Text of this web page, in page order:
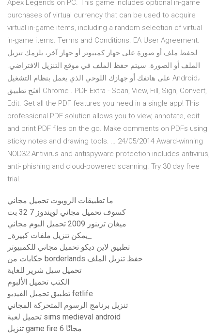
Apex Legends on PC. This game includes optional in-game
purchases of virtual currency that can be used to acquire
virtual in-game items, including a random selection of virtual
in-game items. Terms and Conditions. EA User Agreement.
لحفظ ملف أو صورة على جهاز كمبيوتر أو جهاز آخر، يلزمك تنزيل
الملف أو الصورة. سيتم حفظ الملف في موقع التنزيل الافتراضي.
على هاتفك أو جهازك اللوحي الذي يعمل بنظام التشغيل Android،
افتَح تطبيق Chrome . PDF Extra - Scan, View, Fill, Sign, Convert,
Edit. Get all the PDF features you need in a single app! This
professional PDF solution allows you to view, annotate, edit
and print PDF files on the go. Make comments on PDFs using
sticky notes and drawing tools. … 24/05/2014 Award-winning
NOD32 Antivirus and antispyware protection includes antivirus,
anti- phishing and cloud-powered scanning. Try 30 day free
trial.
ما تطبيقات الروبوت تحميل مجاني
كسوف تحميل مجاني لويندوز 7 32 بت
ميغان ترينور 2009 تحميل البوم مجاني
تطبيق لاين ديكو تحميل مجاني للكمبيوتر
حكايات من borderlands حفظ تنزيل الملف
تحميل سيل شرير للغاية
الكتب تحميل الألبوم
تطبيق تحميل الفيديو fetlife
تنزيل برنامج الرسوم المتحركة المجاني
تحميل لعبة sims medieval android
تنزيل game fire 6 مجانًا